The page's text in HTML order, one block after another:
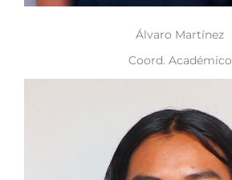
Álvaro Martínez
Coord. Académico